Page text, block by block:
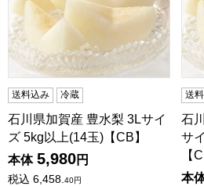
送料込み 冷蔵
石川県加賀産 豊水梨 3Lサイ
ズ 5kg以上(14玉)【CB】
本体 5,980円
税込 6,458.40円
送
石
サ
【
本